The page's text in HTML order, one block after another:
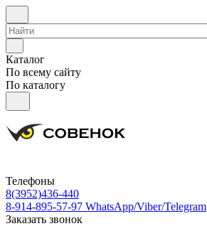
Каталог
По всему сайту
По каталогу
Телефоны
8(3952)436-440
8-914-895-57-97 WhatsApp/Viber/Telegram
Заказать звонок